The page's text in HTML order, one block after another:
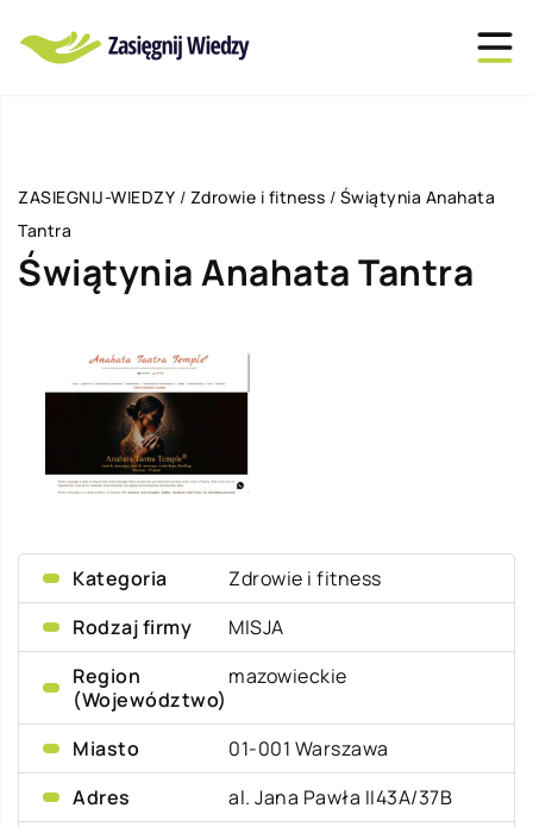
ZASIEGNIJ-WIEDZY / Zdrowie i fitness / Świątynia Anahata
Tantra
Świątynia Anahata Tantra
Kategoria
Zdrowie i fitness
Rodzaj firmy
MISJA
Region
(Województwo)
mazowieckie
Miasto
01-001 Warszawa
Adres
al. Jana Pawła II43A/37B